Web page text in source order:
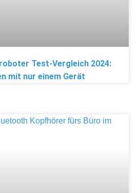
Test-Vergleich 2024:
mit nur einem Gerät